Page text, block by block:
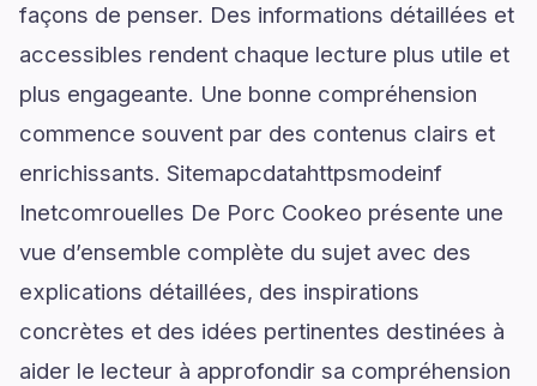
façons de penser. Des informations détaillées et
accessibles rendent chaque lecture plus utile et
plus engageante. Une bonne compréhension
commence souvent par des contenus clairs et
enrichissants. Sitemapcdatahttpsmodeinf
Inetcomrouelles De Porc Cookeo présente une
vue d’ensemble complète du sujet avec des
explications détaillées, des inspirations
concrètes et des idées pertinentes destinées à
aider le lecteur à approfondir sa compréhension